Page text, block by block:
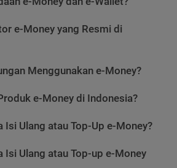
e-Money yang Resmi di
Menggunakan e-Money?
e-Money di Indonesia?
Isi Ulang atau Top-Up e-Money?
Isi Ulang atau Top-up e-Money